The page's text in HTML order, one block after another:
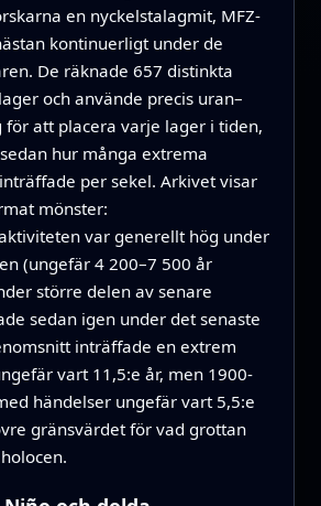
en nyckelstalagmit, MFZ-
kontinuerligt under de
De räknade 657 distinkta
och använde precis uran–
att placera varje lager i tiden,
hur många extrema
per sekel. Arkivet visar
mönster:
var generellt hög under
(ungefär 4 200–7 500 år
större delen av senare
sedan igen under det senaste
inträffade en extrem
vart 11,5:e år, men 1900-
händelser ungefär vart 5,5:e
gränsvärdet för vad grottan